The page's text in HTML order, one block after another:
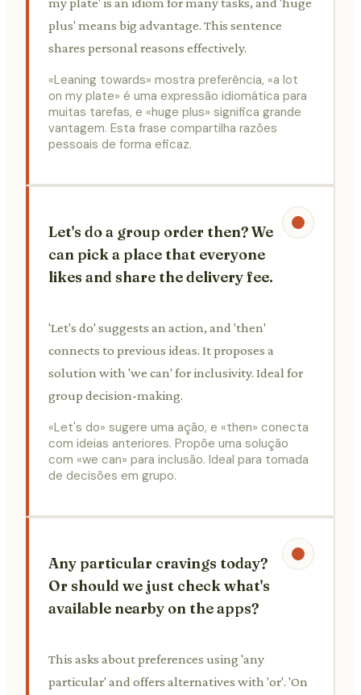
plus' means big advantage. This sentence
shares personal reasons effectively.
«Leaning towards» mostra preferência, «a lot
on my plate» é uma expressão idiomática para
muitas tarefas, e «huge plus» significa grande
vantagem. Esta frase compartilha razões
pessoais de forma eficaz.
Let's do a group order then? We
can pick a place that everyone
likes and share the delivery fee.
'Let's do' suggests an action, and 'then'
connects to previous ideas. It proposes a
solution with 'we can' for inclusivity. Ideal for
group decision-making.
«Let's do» sugere uma ação, e «then» conecta
com ideias anteriores. Propõe uma solução
com «we can» para inclusão. Ideal para tomada
de decisões em grupo.
Any particular cravings today?
Or should we just check what's
available nearby on the apps?
This asks about preferences using 'any
particular' and offers alternatives with 'or'. 'On